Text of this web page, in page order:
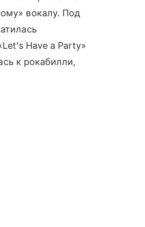
вокалу. Под
Have a Party»
к рокабилли,